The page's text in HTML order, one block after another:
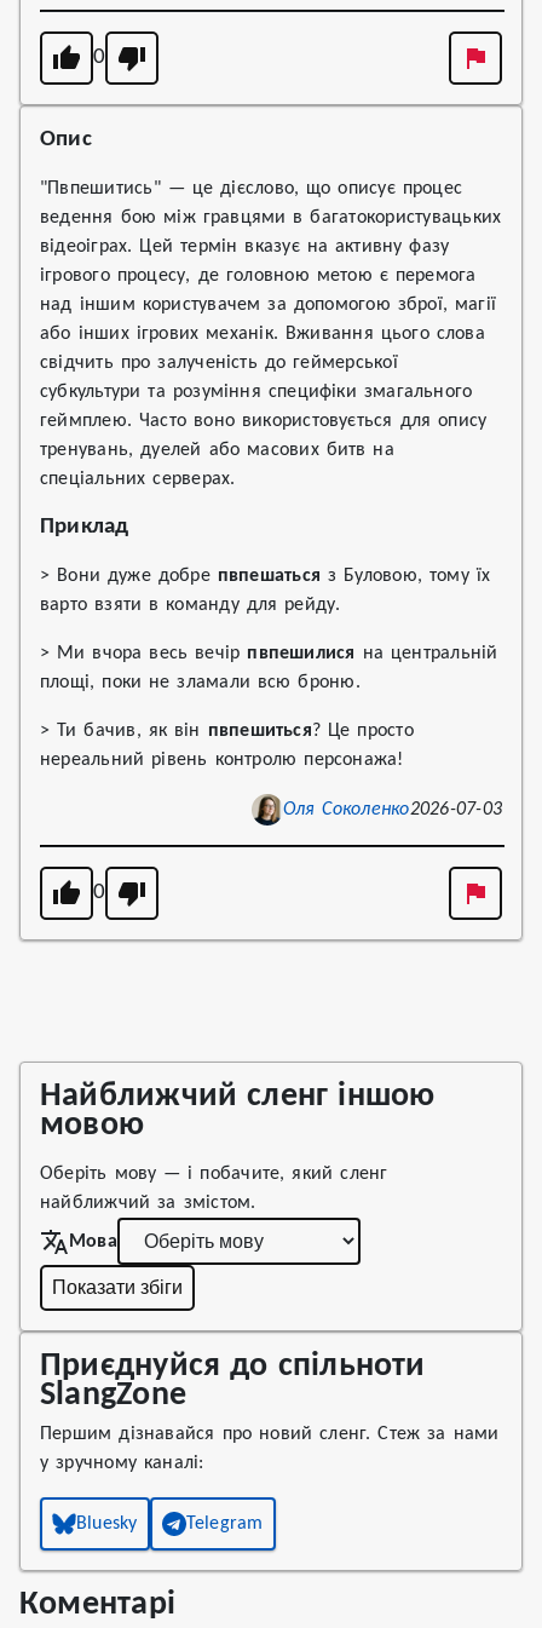
0
Опис
"Пвпешитись" — це дієслово, що описує процес
ведення бою між гравцями в багатокористувацьких
відеоіграх. Цей термін вказує на активну фазу
ігрового процесу, де головною метою є перемога
над іншим користувачем за допомогою зброї, магії
або інших ігрових механік. Вживання цього слова
свідчить про залученість до геймерської
субкультури та розуміння специфіки змагального
геймплею. Часто воно використовується для опису
тренувань, дуелей або масових битв на
спеціальних серверах.
Приклад
> Вони дуже добре пвпешаться з Буловою, тому їх
варто взяти в команду для рейду.
> Ми вчора весь вечір пвпешилися на центральній
площі, поки не зламали всю броню.
> Ти бачив, як він пвпешиться? Це просто
нереальний рівень контролю персонажа!
Оля Соколенко2026-07-03
0
Найближчий сленг іншою
мовою
Оберіть мову — і побачите, який сленг
найближчий за змістом.
Мова
Показати збіги
Приєднуйся до спільноти
SlangZone
Першим дізнавайся про новий сленг. Стеж за нами
у зручному каналі:
Bluesky Telegram
Коментарі